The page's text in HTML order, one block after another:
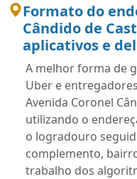
Formato do
Cândido de
aplicativos e
A melhor forma de
Uber e
Avenida Coronel
utilizando o
o logradouro
complemento,
trabalho dos